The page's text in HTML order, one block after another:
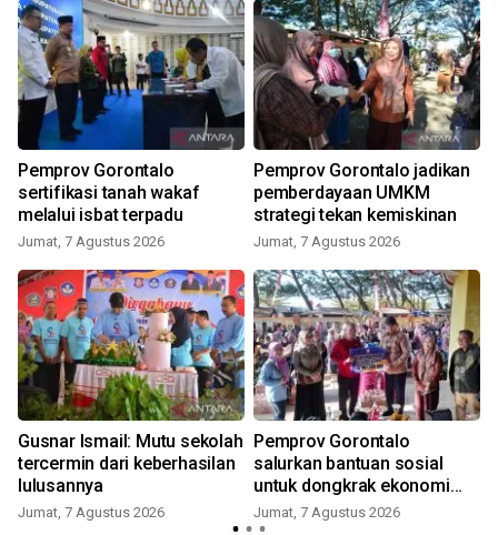
Pemprov Gorontalo
sertifikasi tanah wakaf
melalui isbat terpadu
Jumat, 7 Agustus 2026
Pemprov Gorontalo jadikan
pemberdayaan UMKM
strategi tekan kemiskinan
Jumat, 7 Agustus 2026
Gusnar Ismail: Mutu sekolah
tercermin dari keberhasilan
lulusannya
Jumat, 7 Agustus 2026
Pemprov Gorontalo
salurkan bantuan sosial
untuk dongkrak ekonomi
warga
Jumat, 7 Agustus 2026